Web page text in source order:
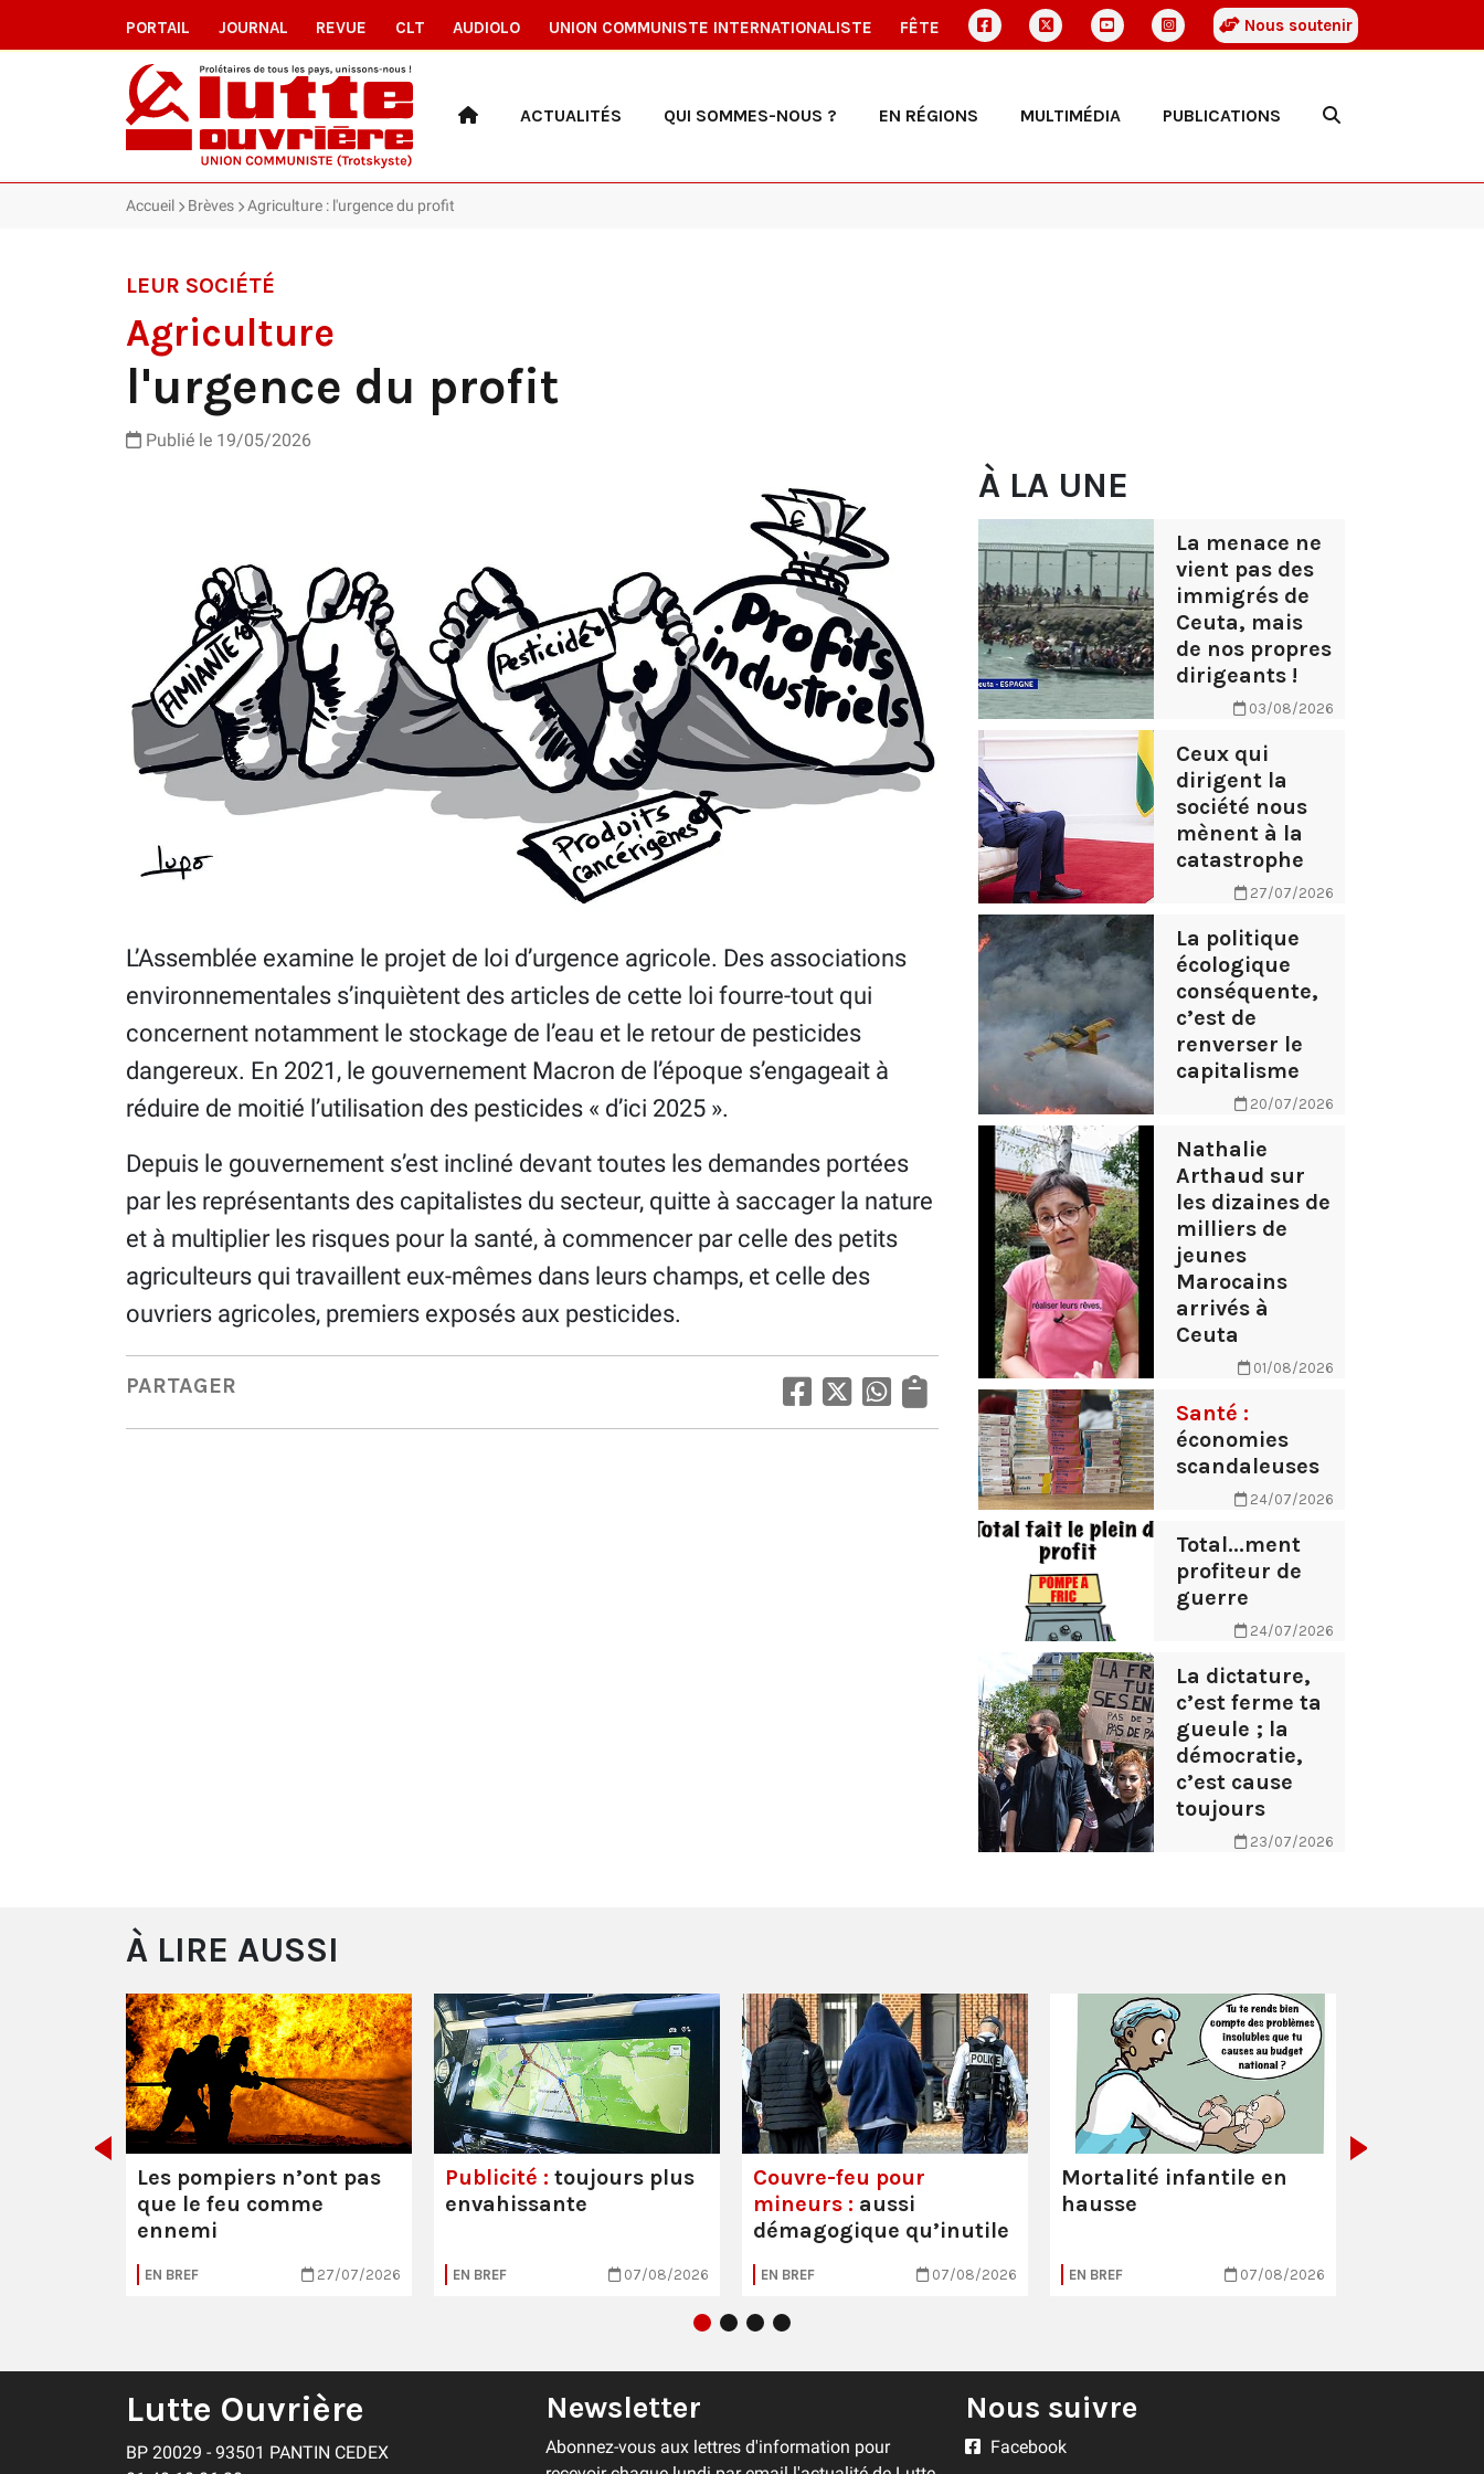
PORTAIL JOURNAL REVUE CLT AUDIOLO UNION COMMUNISTE INTERNATIONALISTE FÊTE Nous soutenir
ACTUALITÉS QUI SOMMES-NOUS ? EN RÉGIONS MULTIMÉDIA PUBLICATIONS
Accueil Brèves Agriculture : l'urgence du profit
LEUR SOCIÉTÉ
Agriculture
l'urgence du profit
Publié le 19/05/2026
L’Assemblée examine le projet de loi d’urgence agricole. Des associations
environnementales s’inquiètent des articles de cette loi fourre-tout qui
concernent notamment le stockage de l’eau et le retour de pesticides
dangereux. En 2021, le gouvernement Macron de l’époque s’engageait à
réduire de moitié l’utilisation des pesticides « d’ici 2025 ».
Depuis le gouvernement s’est incliné devant toutes les demandes portées
par les représentants des capitalistes du secteur, quitte à saccager la nature
et à multiplier les risques pour la santé, à commencer par celle des petits
agriculteurs qui travaillent eux-mêmes dans leurs champs, et celle des
ouvriers agricoles, premiers exposés aux pesticides.
PARTAGER
À LA UNE
La menace ne
vient pas des
immigrés de
Ceuta, mais
de nos propres
dirigeants !
03/08/2026
Ceux qui
dirigent la
société nous
mènent à la
catastrophe
27/07/2026
La politique
écologique
conséquente,
c’est de
renverser le
capitalisme
20/07/2026
Nathalie
Arthaud sur
les dizaines de
milliers de
jeunes
Marocains
arrivés à
Ceuta
01/08/2026
Santé :
économies
scandaleuses
24/07/2026
Total...ment
profiteur de
guerre
24/07/2026
La dictature,
c’est ferme ta
gueule ; la
démocratie,
c’est cause
toujours
23/07/2026
À LIRE AUSSI
Les pompiers n’ont pas
que le feu comme
ennemi
EN BREF 27/07/2026
Publicité : toujours plus
envahissante
EN BREF 07/08/2026
Couvre-feu pour
mineurs : aussi
démagogique qu’inutile
EN BREF 07/08/2026
Mortalité infantile en
hausse
EN BREF 07/08/2026
Lutte Ouvrière
BP 20029 - 93501 PANTIN CEDEX
Newsletter
Abonnez-vous aux lettres d'information pour
Nous suivre
Facebook